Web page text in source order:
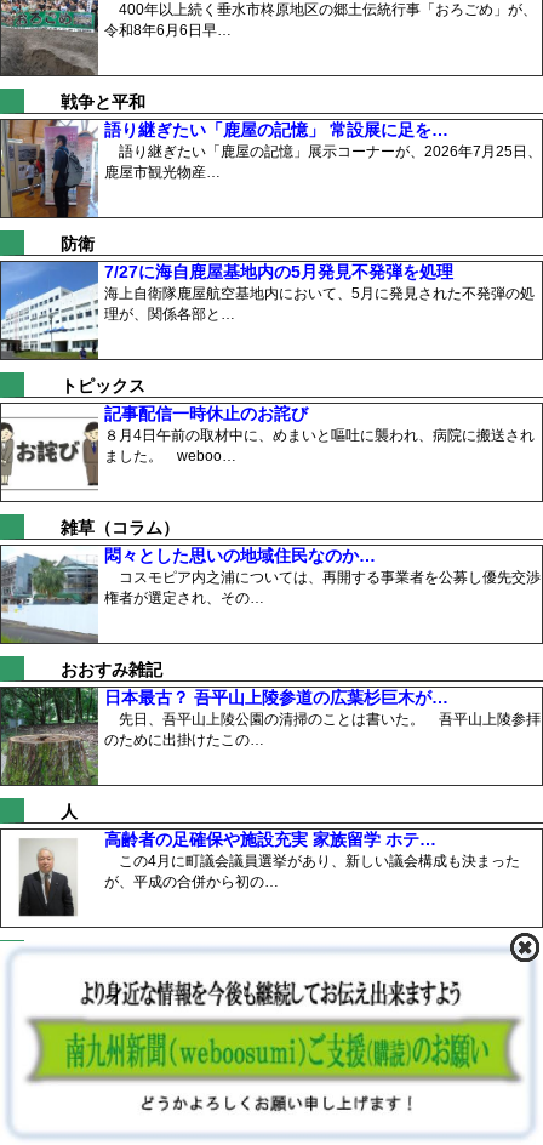
400年以上続く垂水市柊原地区の郷土伝統行事「おろごめ」が、
令和8年6月6日早…
戦争と平和
語り継ぎたい「鹿屋の記憶」 常設展に足を…
語り継ぎたい「鹿屋の記憶」展示コーナーが、2026年7月25日、
鹿屋市観光物産…
防衛
7/27に海自鹿屋基地内の5月発見不発弾を処理
海上自衛隊鹿屋航空基地内において、5月に発見された不発弾の処
理が、関係各部と…
トピックス
記事配信一時休止のお詫び
８月4日午前の取材中に、めまいと嘔吐に襲われ、病院に搬送され
ました。 weboo…
雑草（コラム）
悶々とした思いの地域住民なのか…
コスモピア内之浦については、再開する事業者を公募し優先交渉
権者が選定され、その…
おおすみ雑記
日本最古？ 吾平山上陵参道の広葉杉巨木が…
先日、吾平山上陵公園の清掃のことは書いた。 吾平山上陵参拝
のために出掛けたこの…
人
高齢者の足確保や施設充実 家族留学 ホテ…
この4月に町議会議員選挙があり、新しい議会構成も決まった
が、平成の合併から初の…
鹿屋経済同友クラブ
明石海峡大橋のイルミネーションを桜島にも…
明石海峡大橋は、世界で初めて光の色を自在に演出できる照明器
具をケーブルに設置し…
鹿屋二火会